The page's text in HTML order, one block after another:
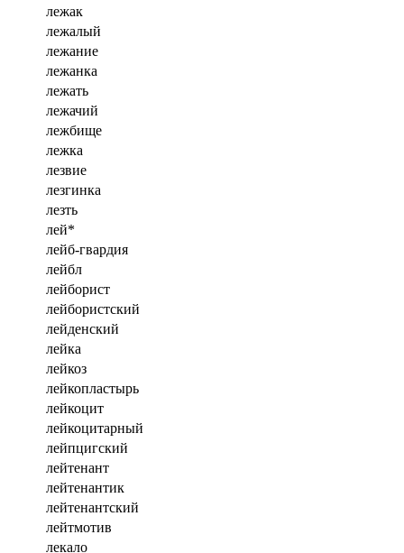
лежак
лежалый
лежание
лежанка
лежать
лежачий
лежбище
лежка
лезвие
лезгинка
лезть
лей*
лейб-гвардия
лейбл
лейборист
лейбористский
лейденский
лейка
лейкоз
лейкопластырь
лейкоцит
лейкоцитарный
лейпцигский
лейтенант
лейтенантик
лейтенантский
лейтмотив
лекало